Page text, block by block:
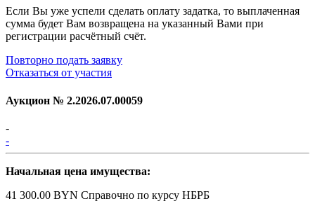
Если Вы уже успели сделать оплату задатка, то выплаченная
сумма будет Вам возвращена на указанный Вами при
регистрации расчётный счёт.
Повторно подать заявку
Отказаться от участия
Аукцион № 2.2026.07.00059
-
-
Начальная цена имущества:
41 300.00 BYN Справочно по курсу НБРБ